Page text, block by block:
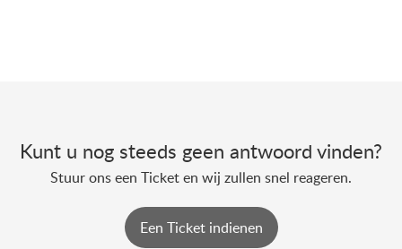
Kunt u nog steeds geen antwoord vinden?
Stuur ons een Ticket en wij zullen snel reageren.
Een Ticket indienen